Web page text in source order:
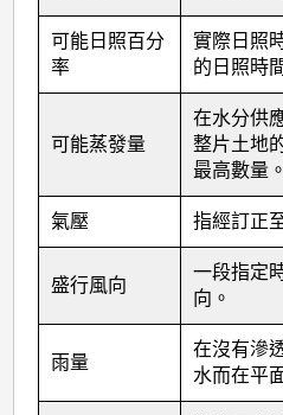
可能日照百分
率
實際日照
的日照時
可能蒸發量
在水分供
整片土地
最高數量。
氣壓 指經訂正
盛行風向
一段指定
向。
雨量
在沒有滲
水而在平